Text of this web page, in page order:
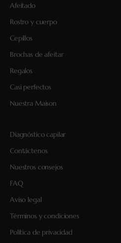
Afeitado
Rostro y cuerpo
Cepillos
Brochas de afeitar
Regalos
Casi perfectos
Nuestra Maison
Diagnóstico capilar
Contáctenos
Nuestros consejos
FAQ
Aviso legal
Términos y condiciones
Política de privacidad